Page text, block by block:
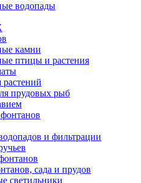
водопады
камни
птицы и растения
прудовых рыб
и фильтрации
сада и прудов
светильники